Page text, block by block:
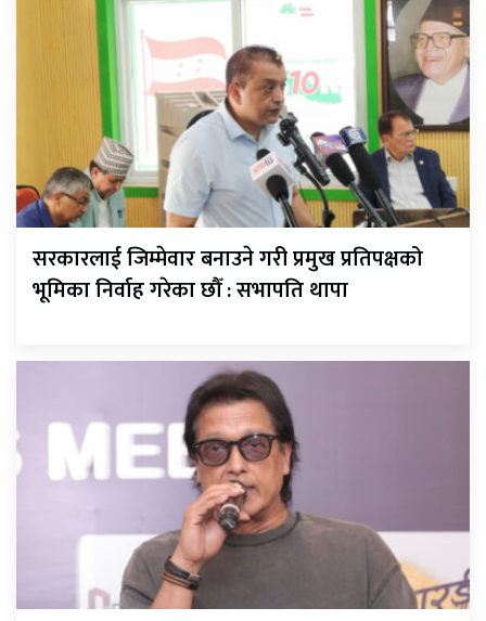
सरकारलाई जिम्मेवार बनाउने गरी प्रमुख प्रतिपक्षको
भूमिका निर्वाह गरेका छौँ : सभापति थापा